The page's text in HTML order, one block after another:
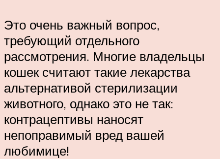
Это очень важный вопрос,
требующий отдельного
рассмотрения. Многие владельцы
кошек считают такие лекарства
альтернативой стерилизации
животного, однако это не так:
контрацептивы наносят
непоправимый вред вашей
любимице!